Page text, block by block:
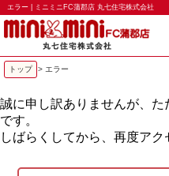
エラー | ミニミニFC蒲郡店 丸七住宅株式会社
トップ > エラー
誠に申し訳ありませんが、
です。
しばらくしてから、再度アク